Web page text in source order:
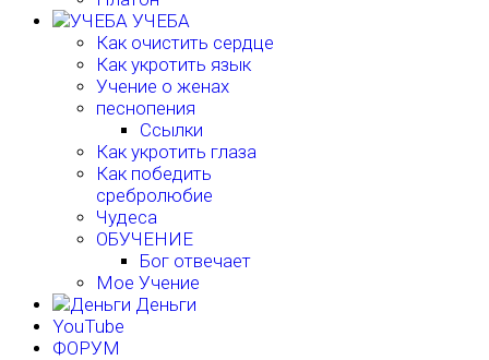
УЧЕБА
Как очистить сердце
Как укротить язык
Учение о женах
песнопения
Ссылки
Как укротить глаза
Как победить
сребролюбие
Чудеса
ОБУЧЕНИЕ
Бог отвечает
Мое Учение
Деньги
YouTube
ФОРУМ